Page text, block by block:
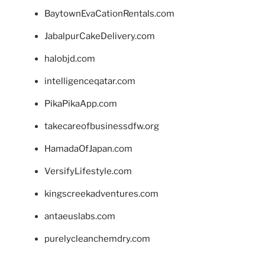
BaytownEvaCationRentals.com
JabalpurCakeDelivery.com
halobjd.com
intelligenceqatar.com
PikaPikaApp.com
takecareofbusinessdfw.org
HamadaOfJapan.com
VersifyLifestyle.com
kingscreekadventures.com
antaeuslabs.com
purelycleanchemdry.com